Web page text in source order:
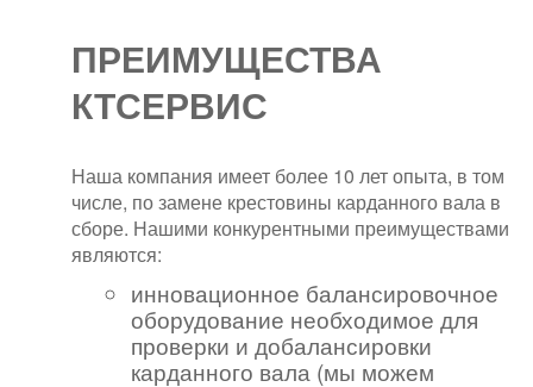
ПРЕИМУЩЕСТВА
КТСЕРВИС
Наша компания имеет более 10 лет опыта, в том
числе, по замене крестовины карданного вала в
сборе. Нашими конкурентными преимуществами
являются:
инновационное балансировочное
оборудование необходимое для
проверки и добалансировки
карданного вала (мы можем